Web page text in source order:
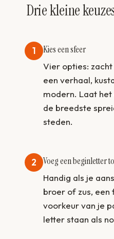
Drie kleine
1 Kies een sfeer
Vier opties:
een verhaal,
modern. Laat
de breedste
steden.
2 Voeg een beginletter
Handig als je
broer of zus,
voorkeur van je
letter staan als